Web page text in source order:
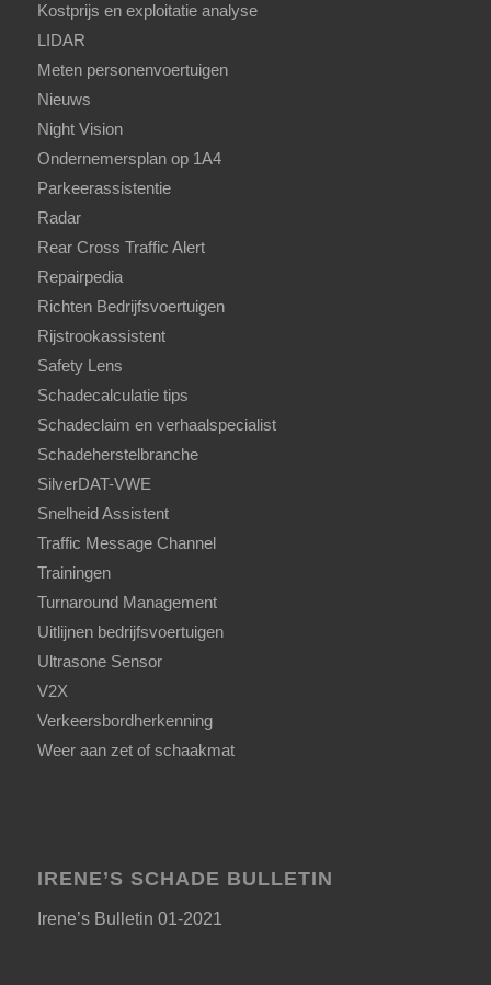
Kostprijs en exploitatie analyse
LIDAR
Meten personenvoertuigen
Nieuws
Night Vision
Ondernemersplan op 1A4
Parkeerassistentie
Radar
Rear Cross Traffic Alert
Repairpedia
Richten Bedrijfsvoertuigen
Rijstrookassistent
Safety Lens
Schadecalculatie tips
Schadeclaim en verhaalspecialist
Schadeherstelbranche
SilverDAT-VWE
Snelheid Assistent
Traffic Message Channel
Trainingen
Turnaround Management
Uitlijnen bedrijfsvoertuigen
Ultrasone Sensor
V2X
Verkeersbordherkenning
Weer aan zet of schaakmat
IRENE’S SCHADE BULLETIN
Irene’s Bulletin 01-2021